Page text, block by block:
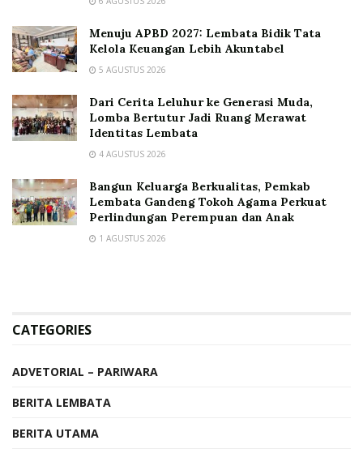
Menuju APBD 2027: Lembata Bidik Tata
Kelola Keuangan Lebih Akuntabel
5 AGUSTUS 2026
Dari Cerita Leluhur ke Generasi Muda,
Lomba Bertutur Jadi Ruang Merawat
Identitas Lembata
4 AGUSTUS 2026
Bangun Keluarga Berkualitas, Pemkab
Lembata Gandeng Tokoh Agama Perkuat
Perlindungan Perempuan dan Anak
1 AGUSTUS 2026
CATEGORIES
ADVETORIAL – PARIWARA
BERITA LEMBATA
BERITA UTAMA